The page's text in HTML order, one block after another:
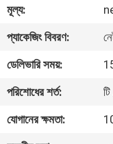
মান
নিয়ন্ত্রণ
সাথে
মূল্য:
প্যাকেজিং বিবরণ:
ডেলিভারি সময়:
পরিশোধের শর্ত:
যোগানের ক্ষমতা: